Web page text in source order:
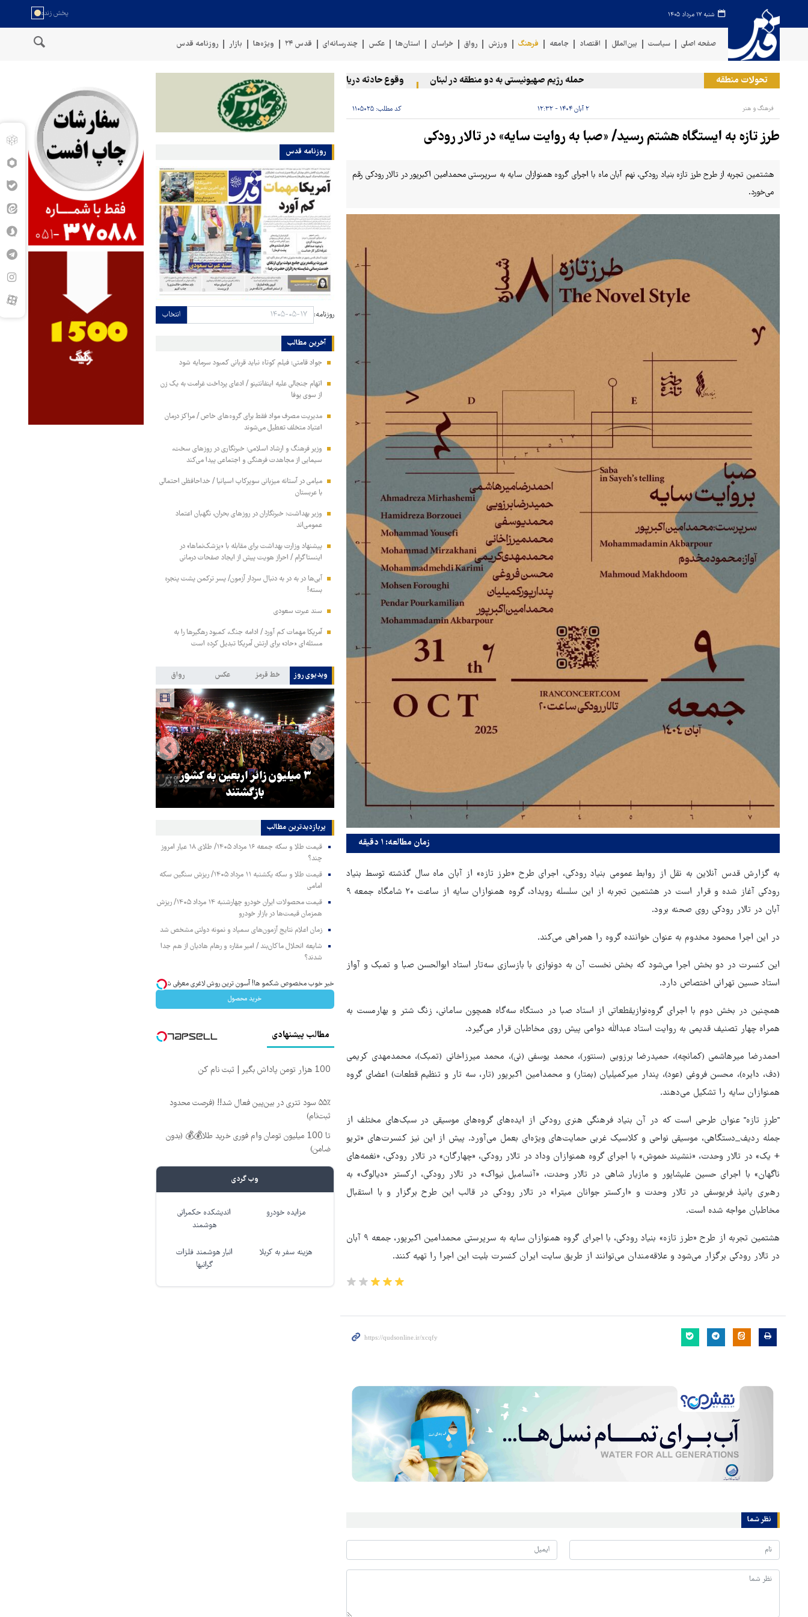
شنبه ۱۷ مرداد ۱۴۰۵
صفحه اصلی سیاست بین‌الملل اقتصاد جامعه فرهنگ ورزش رواق خراسان استان‌ها عکس چندرسانه‌ای قدس ۲۴ ویژه‌ها بازار روزنامه قدس
تحولات منطقه حمله رژیم صهیونیستی به دو منطقه در لبنان وقوع حادثه دریایی در سواحل عمان سخنگوی نیروهای مسلح یمن: کشتی نفتی عربستان را با موشک بالستیک هدف
فرهنگ و هنر ۲ آبان ۱۴۰۴ - ۱۲:۳۲ کد مطلب: ۱۱۰۵۰۲۵
طرز تازه به ایستگاه هشتم رسید/ «صبا به روایت سایه» در تالار رودکی
هشتمین تجربه از طرح طرز تازه بنیاد رودکی، نهم آبان ماه با اجرای گروه همنوازان سایه به سرپرستی محمدامین اکبرپور در تالار رودکی رقم
می‌خورد.
زمان مطالعه: ۱ دقیقه
به گزارش قدس آنلاین به نقل از روابط عمومی بنیاد رودکی، اجرای طرح «طرز تازه» از آبان ماه سال گذشته توسط بنیاد
رودکی آغاز شده و قرار است در هشتمین تجربه از این سلسله رویداد، گروه همنوازان سایه از ساعت ۲۰ شامگاه جمعه ۹
آبان در تالار رودکی روی صحنه برود.
در این اجرا محمود مخدوم به عنوان خواننده گروه را همراهی می‌کند.
این کنسرت در دو بخش اجرا می‌شود که بخش نخست آن به دونوازی با بازسازی سه‌تار استاد ابوالحسن صبا و تمبک و آواز
استاد حسین تهرانی اختصاص دارد.
همچنین در بخش دوم با اجرای گروه‌نوازیقطعاتی از استاد صبا در دستگاه سه‌گاه همچون سامانی، زنگ شتر و بهارمست به
همراه چهار تصنیف قدیمی به روایت استاد عبدالله دوامی پیش روی مخاطبان قرار می‌گیرد.
احمدرضا میرهاشمی (کمانچه)، حمیدرضا برزویی (سنتور)، محمد یوسفی (نی)، محمد میرزاخانی (تمبک)، محمدمهدی کریمی
(دف، دایره)، محسن فروغی (عود)، پندار میرکمیلیان (بمتار) و محمدامین اکبرپور (تار، سه تار و تنظیم قطعات) اعضای گروه
همنوازان سایه را تشکیل می‌دهند.
"طرزِ تازه" عنوان طرحی است که در آن بنیاد فرهنگی هنری رودکی از ایده‌های گروه‌های موسیقی در سبک‌های مختلف از
جمله ردیف_دستگاهی، موسیقی نواحی و کلاسیک غربی حمایت‌های ویژه‌ای بعمل می‌آورد. پیش از این نیز کنسرت‌های «تریو
+ یک» در تالار وحدت، «ننشیند خموش» با اجرای گروه همنوازان وداد در تالار رودکی، «چهارگان» در تالار رودکی، «نغمه‌های
ناگهان» با اجرای حسین علیشاپور و مازیار شاهی در تالار وحدت، «آنسامبل نیواک» در تالار رودکی، ارکستر «دیالوگ» به
رهبری پانیذ فریوسفی در تالار وحدت و «ارکستر جوانان میترا» در تالار رودکی در قالب این طرح برگزار و با استقبال
مخاطبان مواجه شده است.
هشتمین تجربه از طرح «طرز تازه» بنیاد رودکی، با اجرای گروه همنوازان سایه به سرپرستی محمدامین اکبرپور، جمعه ۹ آبان
در تالار رودکی برگزار می‌شود و علاقه‌مندان می‌توانند از طریق سایت ایران‌ کنسرت بلیت این اجرا را تهیه کنند.
نظر شما
روزنامه قدس
روزنامه: انتخاب
آخرین مطالب
جواد قامتی: فیلم کوتاه نباید قربانی کمبود سرمایه شود
اتهام جنجالی علیه اینفانتینو / ادعای پرداخت غرامت به یک زن
از سوی یوفا
مدیریت مصرف مواد فقط برای گروه‌های خاص / مراکز درمان
اعتیاد متخلف تعطیل می‌شوند
وزیر فرهنگ و ارشاد اسلامی: خبرنگاری در روزهای سخت،
سیمایی از مجاهدت فرهنگی و اجتماعی پیدا می‌کند
میامی در آستانه میزبانی سوپرکاپ اسپانیا / خداحافظی احتمالی
با عربستان
وزیر بهداشت: خبرنگاران در روزهای بحران، نگهبان اعتماد
عمومی‌اند
پیشنهاد وزارت بهداشت برای مقابله با «پزشک‌نماها» در
اینستاگرام / احراز هویت پیش از ایجاد صفحات درمانی
آبی‌ها در به در به دنبال سردار آزمون/ پسر ترکمن پشت پنجره
بسته!
سند عبرت سعودی
آمریکا مهمات کم آورد / ادامه جنگ، کمبود رهگیرها را به
مسئله‌ای «حاد» برای ارتش آمریکا تبدیل کرده است
ویدیوی روز خط قرمز عکس رواق
هماهنگی محور مقاومت، آمریکا را
در منطقه درمانده کرد
ترامپ نماد فساد، اقتدارگرایی و
جنگ‌طلبی است!
۳ میلیون زائر اربعین به کشور
بازگشتند
پربازدیدترین‌ مطالب
قیمت طلا و سکه جمعه ۱۶ مرداد ۱۴۰۵/ طلای ۱۸ عیار امروز
چند؟
قیمت طلا و سکه یکشنبه ۱۱ مرداد ۱۴۰۵/ ریزش سنگین سکه
امامی
قیمت محصولات ایران خودرو چهارشنبه ۱۴ مرداد ۱۴۰۵/ ریزش
همزمان قیمت‌ها در بازار خودرو
زمان اعلام نتایج آزمون‌های سمپاد و نمونه دولتی مشخص شد
شایعه انحلال ماکان‌بند / امیر مقاره و رهام هادیان از هم جدا
شدند؟
خبر خوب مخصوص شکمو ها! آسون ترین روش لاغری معرفی شد
خرید محصول
مطالب پیشنهادی
100 هزار تومن پاداش بگیر | ثبت نام کن
۵۵٪ سود تتری در بین‌پین فعال شد!! (فرصت محدود
ثبت‌نام)
تا 100 میلیون تومان وام فوری خرید طلا💰💰 (بدون
ضامن)
وب گردی
مزایده خودرو
اندیشکده حکمرانی
هوشمند
هزینه سفر به کربلا
انبار هوشمند فلزات
گرانبها